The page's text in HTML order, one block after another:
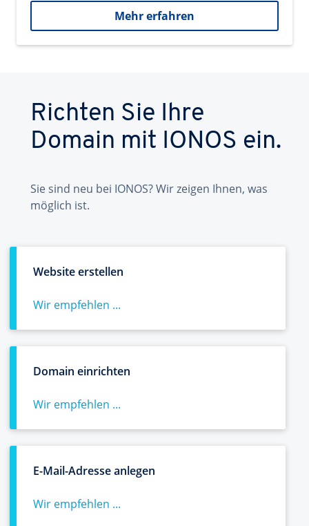
Mehr erfahren
Richten Sie Ihre
Domain mit IONOS ein.
Sie sind neu bei IONOS? Wir zeigen Ihnen, was
möglich ist.
Website erstellen
Wir empfehlen ...
Domain einrichten
Wir empfehlen ...
E-Mail-Adresse anlegen
Wir empfehlen ...